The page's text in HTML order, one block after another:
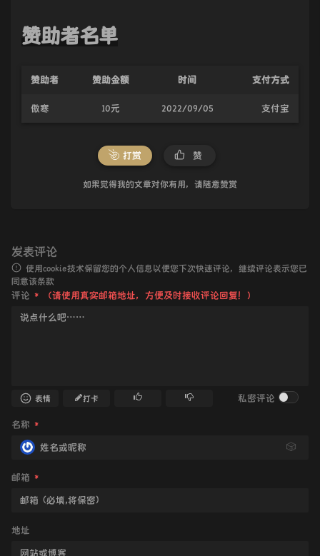
赞助者名单
赞助者 赞助金额 时间 支付方式
傲寒 10元 2022/09/05 支付宝
打赏 赞
如果觉得我的文章对你有用，请随意赞赏
发表评论
使用cookie技术保留您的个人信息以便您下次快速评论，继续评论表示您已
同意该条款
评论 * （请使用真实邮箱地址，方便及时接收评论回复！）
表情 打卡 私密评论
名称 *
🎲
邮箱 *
地址